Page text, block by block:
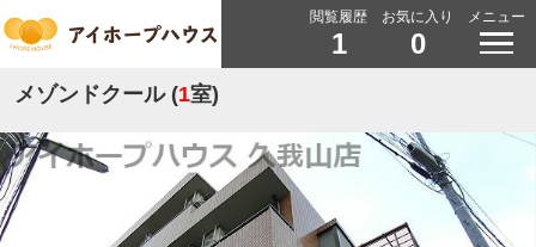
閲覧履歴
1
お気に入り
0
メニュー
メゾンドクール (1室)